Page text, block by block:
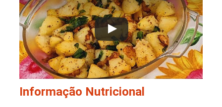
Informação Nutricional